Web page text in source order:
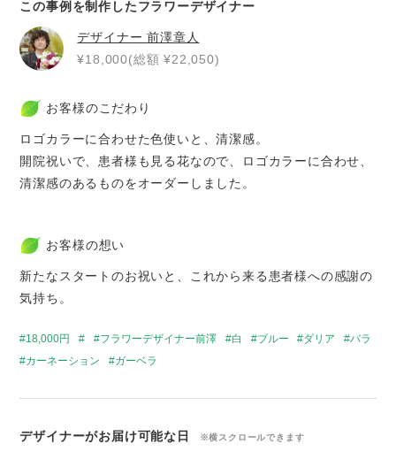
この事例を制作したフラワーデザイナー
デザイナー前澤章人
¥18,000(総額 ¥22,050)
お客様のこだわり
ロゴカラーに合わせた色使いと、清潔感。
開院祝いで、患者様も見る花なので、ロゴカラーに合わせ、
清潔感のあるものをオーダーしました。
お客様の想い
新たなスタートのお祝いと、これから来る患者様への感謝の
気持ち。
18,000円 フラワーデザイナー前澤 白 ブルー ダリア
バラ
カーネーション
ガーベラ
デザイナーがお届け可能な日 ※横スクロールできます